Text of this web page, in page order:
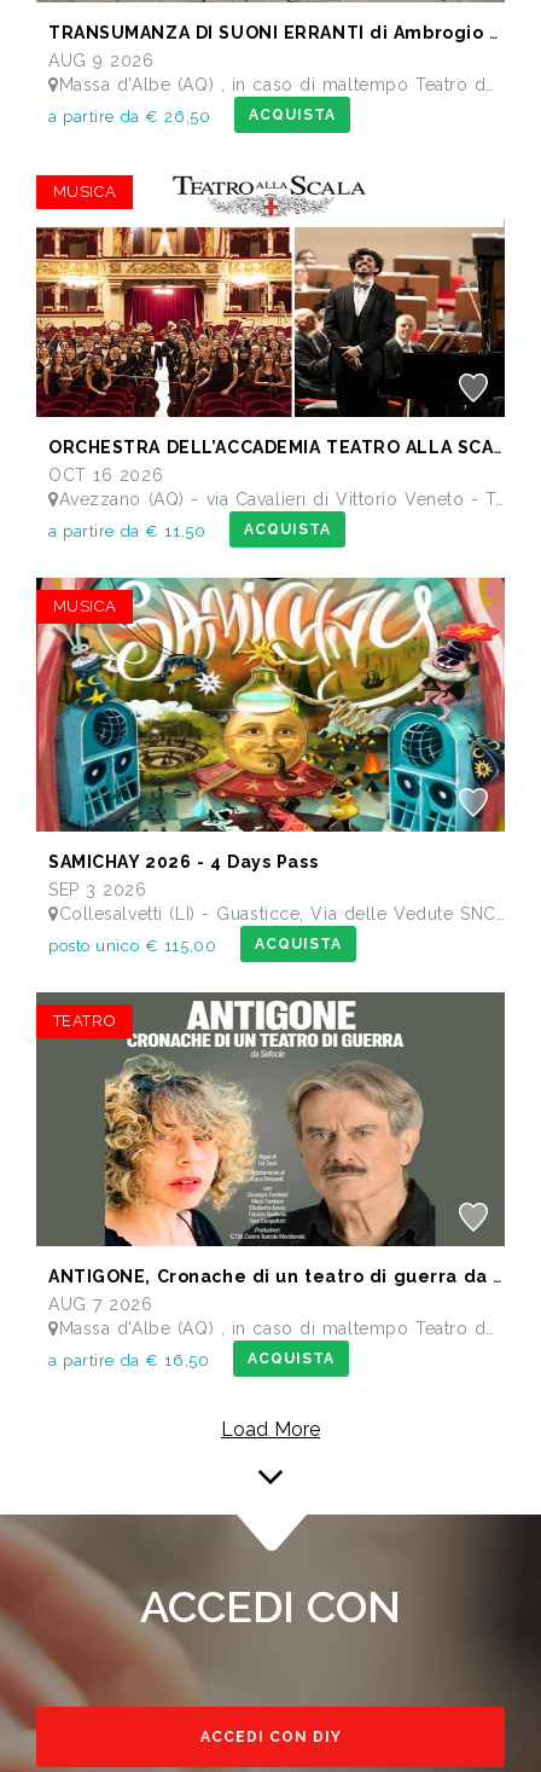
TRANSUMANZA DI SUONI ERRANTI di Ambrogio Sparagna
AUG 9 2026
Massa d'Albe (AQ) , in caso di maltempo Teatro dei Marsi Avezzano AQ - Anfiteatro Romano di Alba Fucens
a partire da € 26,50 ACQUISTA
MUSICA
ORCHESTRA DELL’ACCADEMIA TEATRO ALLA SCALA di Milano
OCT 16 2026
Avezzano (AQ) - via Cavalieri di Vittorio Veneto - Teatro dei Marsi
a partire da € 11,50 ACQUISTA
MUSICA
SAMICHAY 2026 - 4 Days Pass
SEP 3 2026
Collesalvetti (LI) - Guasticce, Via delle Vedute SNC - Lago Alberto, Tenuta Bellavista Insuese
posto unico € 115,00 ACQUISTA
TEATRO
ANTIGONE, Cronache di un teatro di guerra da Sofocle
AUG 7 2026
Massa d'Albe (AQ) , in caso di maltempo Teatro dei Marsi Avezzano AQ - Anfiteatro Romano di Alba Fucens
a partire da € 16,50 ACQUISTA
Load More
ACCEDI CON
ACCEDI CON DIY